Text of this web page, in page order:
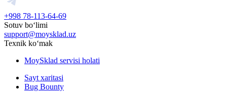
+998 78-113-64-69
Sotuv boʻlimi
support@moysklad.uz
Texnik koʻmak
MoySklad servisi holati
Sayt xaritasi
Bug Bounty